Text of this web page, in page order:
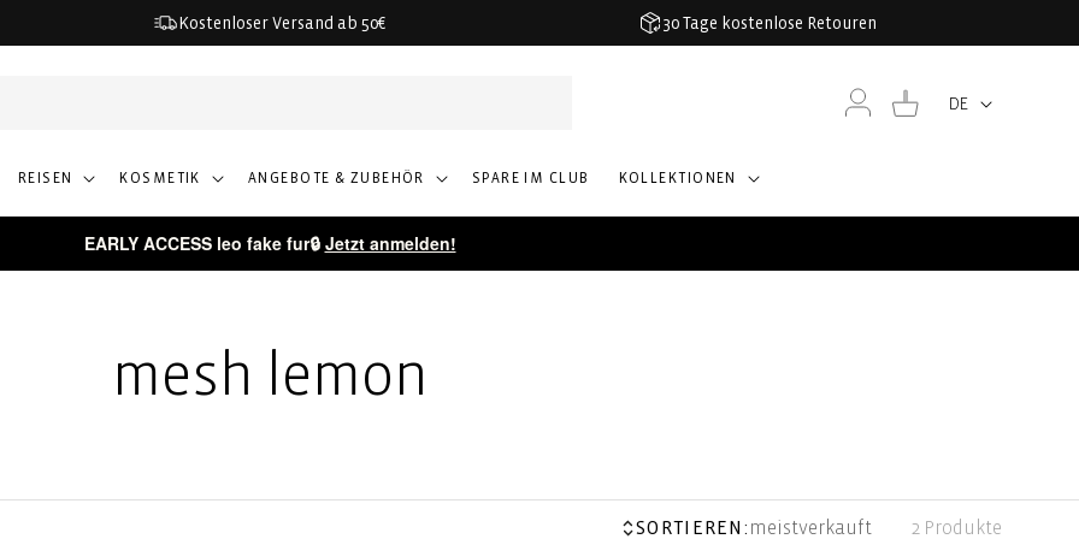
Kostenloser Versand ab 50€ 30 Tage kostenlose Retouren
REISEN KOSMETIK ANGEBOTE & ZUBEHÖR SPARE IM CLUB KOLLEKTIONEN
Sprache
DE
Einloggen
Warenkorb
EARLY ACCESS leo fake fur🔒 Jetzt anmelden!
mesh lemon
SORTIEREN: meistverkauft 2 Produkte